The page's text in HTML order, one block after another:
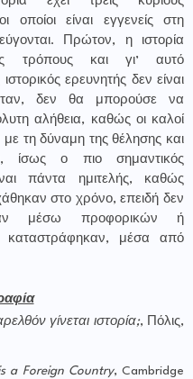
οποίοι είναι εγγενείς στη
Πρώτον, η ιστορία
τρόπους και γι’ αυτό
ερευνητής δεν είναι
δεν θα μπορούσε να
αλήθεια, καθώς οι καλοί
με τη δύναμη της θέλησης και
ίσως ο πιο σημαντικός
πάντα ημιτελής, καθώς
στο χρόνο, επειδή δεν
μέσω προφορικών ή
καταστράφηκαν, μέσα από
γίνεται ιστορία;, Πόλις,
a Foreign Country, Cambridge